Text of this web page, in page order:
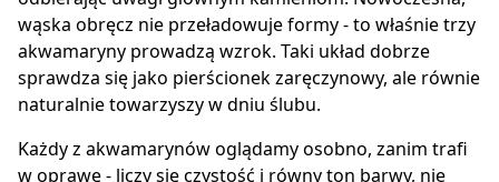
wąska obręcz nie przeładowuje formy - to właśnie trzy
akwamaryny prowadzą wzrok. Taki układ dobrze
sprawdza się jako pierścionek zaręczynowy, ale równie
naturalnie towarzyszy w dniu ślubu.
Każdy z akwamarynów oglądamy osobno, zanim trafi
w oprawę - liczy się czystość i równy ton barwy, nie